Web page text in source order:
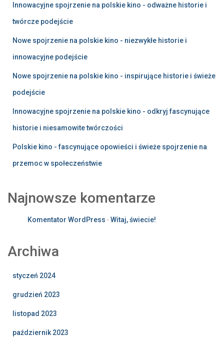
Innowacyjne spojrzenie na polskie kino - odważne historie i
twórcze podejście
Nowe spojrzenie na polskie kino - niezwykłe historie i
innowacyjne podejście
Nowe spojrzenie na polskie kino - inspirujące historie i świeże
podejście
Innowacyjne spojrzenie na polskie kino - odkryj fascynujące
historie i niesamowite twórczości
Polskie kino - fascynujące opowieści i świeże spojrzenie na
przemoc w społeczeństwie
Najnowsze komentarze
Komentator WordPress -Witaj, świecie!
Archiwa
styczeń 2024
grudzień 2023
listopad 2023
październik 2023